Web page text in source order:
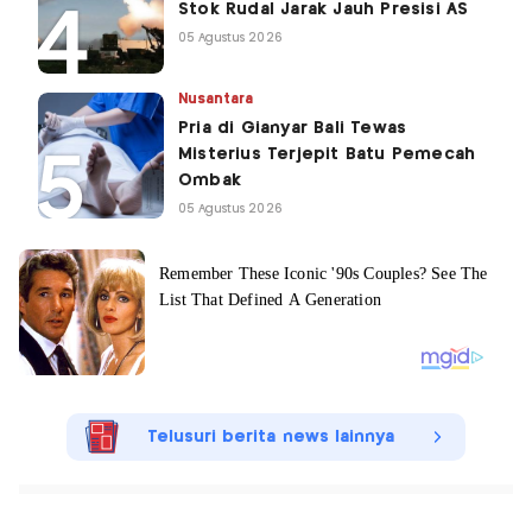
Stok Rudal Jarak Jauh Presisi AS
05 Agustus 2026
Nusantara
Pria di Gianyar Bali Tewas
Misterius Terjepit Batu Pemecah
Ombak
05 Agustus 2026
Telusuri berita news lainnya